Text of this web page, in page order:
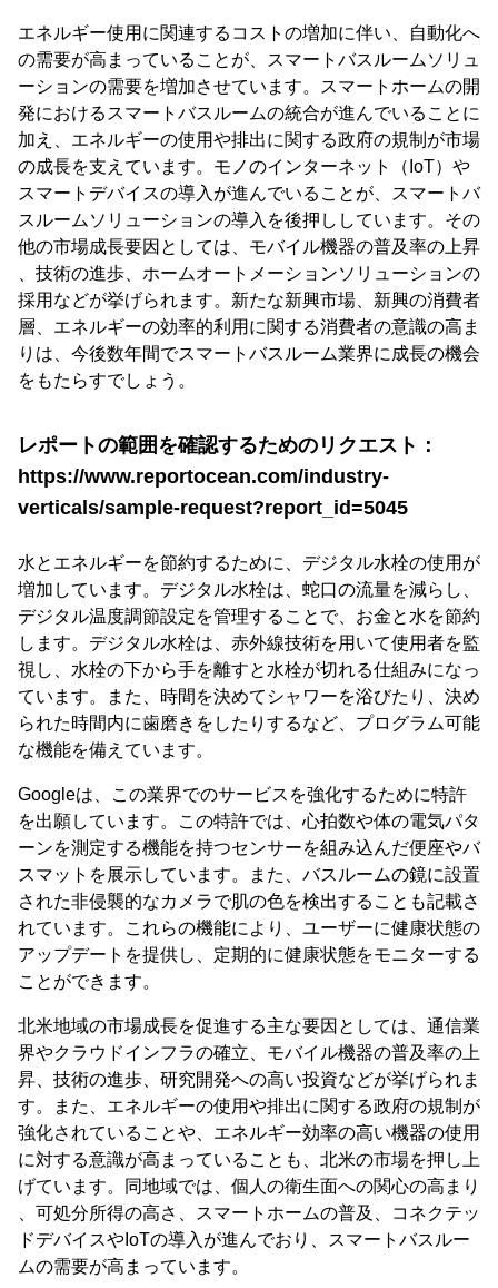
エネルギー使用に関連するコストの増加に伴い、自動化へ
の需要が高まっていることが、スマートバスルームソリュ
ーションの需要を増加させています。スマートホームの開
発におけるスマートバスルームの統合が進んでいることに
加え、エネルギーの使用や排出に関する政府の規制が市場
の成長を支えています。モノのインターネット（IoT）や
スマートデバイスの導入が進んでいることが、スマートバ
スルームソリューションの導入を後押ししています。その
他の市場成長要因としては、モバイル機器の普及率の上昇
、技術の進歩、ホームオートメーションソリューションの
採用などが挙げられます。新たな新興市場、新興の消費者
層、エネルギーの効率的利用に関する消費者の意識の高ま
りは、今後数年間でスマートバスルーム業界に成長の機会
をもたらすでしょう。
レポートの範囲を確認するためのリクエスト：
https://www.reportocean.com/industry-
verticals/sample-request?report_id=5045
水とエネルギーを節約するために、デジタル水栓の使用が
増加しています。デジタル水栓は、蛇口の流量を減らし、
デジタル温度調節設定を管理することで、お金と水を節約
します。デジタル水栓は、赤外線技術を用いて使用者を監
視し、水栓の下から手を離すと水栓が切れる仕組みになっ
ています。また、時間を決めてシャワーを浴びたり、決め
られた時間内に歯磨きをしたりするなど、プログラム可能
な機能を備えています。
Googleは、この業界でのサービスを強化するために特許
を出願しています。この特許では、心拍数や体の電気パタ
ーンを測定する機能を持つセンサーを組み込んだ便座やバ
スマットを展示しています。また、バスルームの鏡に設置
された非侵襲的なカメラで肌の色を検出することも記載さ
れています。これらの機能により、ユーザーに健康状態の
アップデートを提供し、定期的に健康状態をモニターする
ことができます。
北米地域の市場成長を促進する主な要因としては、通信業
界やクラウドインフラの確立、モバイル機器の普及率の上
昇、技術の進歩、研究開発への高い投資などが挙げられま
す。また、エネルギーの使用や排出に関する政府の規制が
強化されていることや、エネルギー効率の高い機器の使用
に対する意識が高まっていることも、北米の市場を押し上
げています。同地域では、個人の衛生面への関心の高まり
、可処分所得の高さ、スマートホームの普及、コネクテッ
ドデバイスやIoTの導入が進んでおり、スマートバスルー
ムの需要が高まっています。